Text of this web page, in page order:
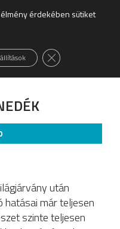
Keresés:
után
hatásai már teljesen
szinte teljesen
érdekében sütiket
Close GDPR